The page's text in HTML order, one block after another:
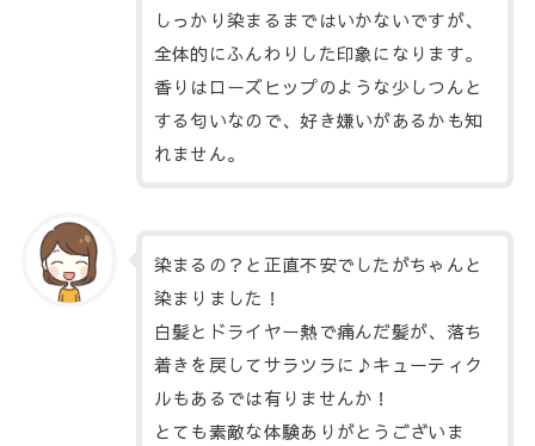
しっかり染まるまではいかないですが、
全体的にふんわりした印象になります。
香りはローズヒップのような少しつんと
する匂いなので、好き嫌いがあるかも知
れません。
染まるの？と正直不安でしたがちゃんと
染まりました！
白髪とドライヤー熱で痛んだ髪が、落ち
着きを戻してサラツラに♪キューティク
ルもあるでは有りませんか！
とても素敵な体験ありがとうございま